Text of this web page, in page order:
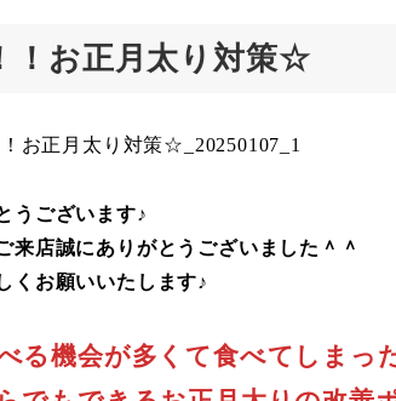
！お正月太り対策☆
うございます♪
来店誠にありがとうございました＾＾
くお願いいたします♪
る機会が多くて食べてしまっ